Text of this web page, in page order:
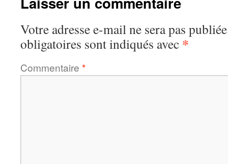
Votre adresse e-mail ne sera pas
obligatoires sont indiqués avec *
Commentaire *